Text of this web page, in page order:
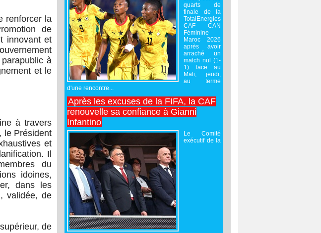
renforcer la
de
innovant et
à
et le
à travers
le Président
et
Il
du
idoines,
dans les
validée, de
de
quarts de
finale de la
TotalEnergies
CAF CAN
Féminine
Maroc 2026
après avoir
arraché un
match nul (1-
1) face au
Mali, jeudi,
au terme
d'une rencontre...
Après les excuses de la FIFA, la CAF
renouvelle sa confiance à Gianni
Infantino
Le Comité
exécutif de la